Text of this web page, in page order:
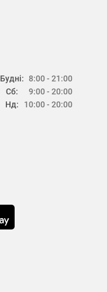
Будні:
Сб:
Нд:
8:00 - 21:00
9:00 - 20:00
10:00 - 20:00